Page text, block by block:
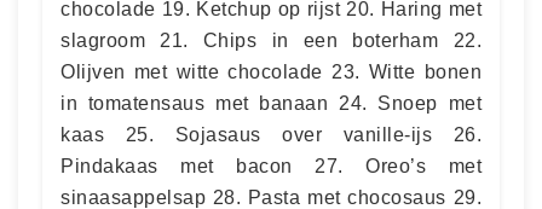
chocolade 19. Ketchup op rijst 20. Haring met
slagroom 21. Chips in een boterham 22.
Olijven met witte chocolade 23. Witte bonen
in tomatensaus met banaan 24. Snoep met
kaas 25. Sojasaus over vanille-ijs 26.
Pindakaas met bacon 27. Oreo’s met
sinaasappelsap 28. Pasta met chocosaus 29.